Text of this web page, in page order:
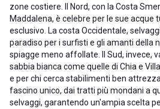
zone costiere. Il Nord, con la Costa
Maddalena, è celebre per le sue acque
esclusivo. La costa Occidentale,
paradiso per i surfisti e gli amanti della
spiagge meno affollate. Il Sud, invece,
sabbia bianca come quelle di Chia e
e per chi cerca stabilimenti ben
fascino unico, dai tratti più mondani a
selvaggi, garantendo un'ampia scelta